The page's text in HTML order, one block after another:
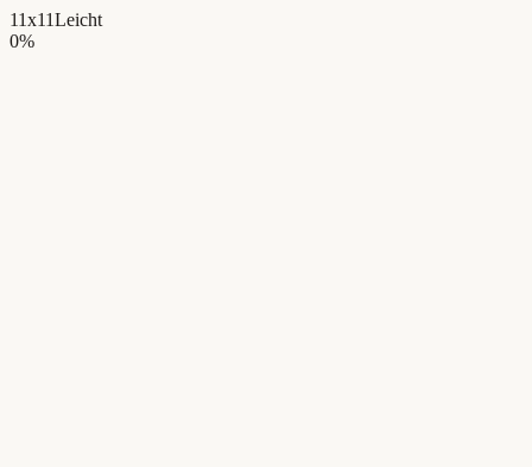
11x11Leicht
0%